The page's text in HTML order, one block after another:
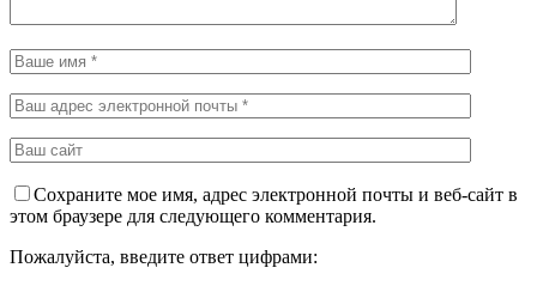
Сохраните мое имя, адрес электронной почты и веб-сайт в
этом браузере для следующего комментария.
Пожалуйста, введите ответ цифрами: